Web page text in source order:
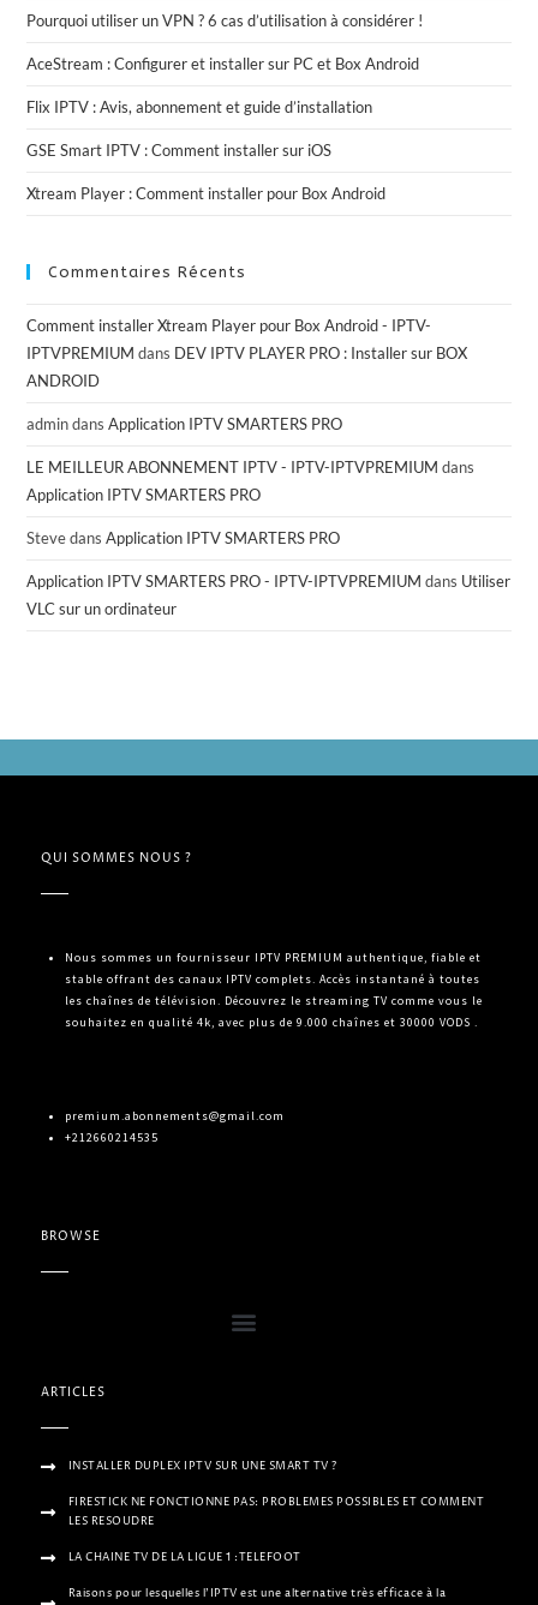
Pourquoi utiliser un VPN ? 6 cas d’utilisation à considérer !
AceStream : Configurer et installer sur PC et Box Android
Flix IPTV : Avis, abonnement et guide d’installation
GSE Smart IPTV : Comment installer sur iOS
Xtream Player : Comment installer pour Box Android
Commentaires Récents
Comment installer Xtream Player pour Box Android - IPTV-
IPTVPREMIUM dans DEV IPTV PLAYER PRO : Installer sur BOX
ANDROID
admindansApplication IPTV SMARTERS PRO
LE MEILLEUR ABONNEMENT IPTV - IPTV-IPTVPREMIUM dans
Application IPTV SMARTERS PRO
StevedansApplication IPTV SMARTERS PRO
Application IPTV SMARTERS PRO - IPTV-IPTVPREMIUM dans Utiliser
VLC sur un ordinateur
QUI SOMMES NOUS ?
Nous sommes un fournisseur IPTV PREMIUM authentique, fiable et
stable offrant des canaux IPTV complets. Accès instantané à toutes
les chaînes de télévision. Découvrez le streaming TV comme vous le
souhaitez en qualité 4k, avec plus de 9.000 chaînes et 30000 VODS .
premium.abonnements@gmail.com
+212660214535
BROWSE
ARTICLES
INSTALLER DUPLEX IPTV SUR UNE SMART TV ?
FIRESTICK NE FONCTIONNE PAS: PROBLEMES POSSIBLES ET COMMENT
LES RESOUDRE
LA CHAINE TV DE LA LIGUE 1 :TELEFOOT
Raisons pour lesquelles l’IPTV est une alternative très efficace à la